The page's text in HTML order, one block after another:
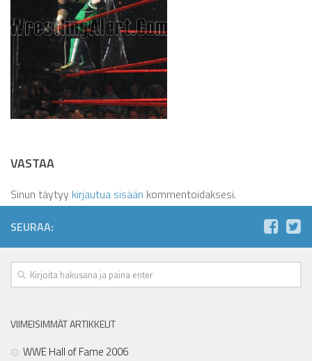
VASTAA
Sinun täytyy kirjautua sisään kommentoidaksesi.
SEURAA:
VIIMEISIMMÄT ARTIKKELIT
WWE Hall of Fame 2006